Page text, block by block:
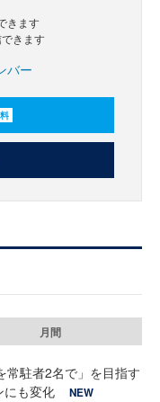
きます
きます
バー
月間
常駐者2名で」を目指す
にも変化
NEW